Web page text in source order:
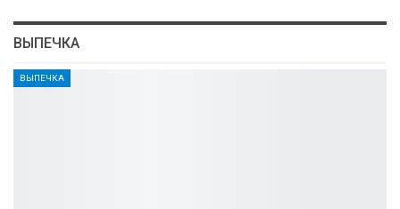
ВЫПЕЧКА
ВЫПЕЧКА